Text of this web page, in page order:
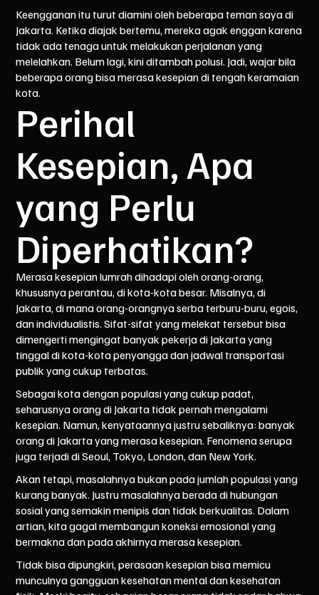
Keengganan itu turut diamini oleh beberapa teman saya di
Jakarta. Ketika diajak bertemu, mereka agak enggan karena
tidak ada tenaga untuk melakukan perjalanan yang
melelahkan. Belum lagi, kini ditambah polusi. Jadi, wajar bila
beberapa orang bisa merasa kesepian di tengah keramaian
kota.
Perihal
Kesepian, Apa
yang Perlu
Diperhatikan?
Merasa kesepian lumrah dihadapi oleh orang-orang,
khususnya perantau, di kota-kota besar. Misalnya, di
Jakarta, di mana orang-orangnya serba terburu-buru, egois,
dan individualistis. Sifat-sifat yang melekat tersebut bisa
dimengerti mengingat banyak pekerja di Jakarta yang
tinggal di kota-kota penyangga dan jadwal transportasi
publik yang cukup terbatas.
Sebagai kota dengan populasi yang cukup padat,
seharusnya orang di Jakarta tidak pernah mengalami
kesepian. Namun, kenyataannya justru sebaliknya: banyak
orang di Jakarta yang merasa kesepian. Fenomena serupa
juga terjadi diSeoul, Tokyo, London, dan New York.
Akan tetapi, masalahnya bukan pada jumlah populasi yang
kurang banyak. Justru masalahnya berada di hubungan
sosial yang semakin menipis dan tidak berkualitas. Dalam
artian, kita gagal membangun koneksi emosional yang
bermakna dan pada akhirnya merasa kesepian.
Tidak bisa dipungkiri, perasaan kesepian bisa memicu
munculnya gangguan kesehatan mental dan kesehatan